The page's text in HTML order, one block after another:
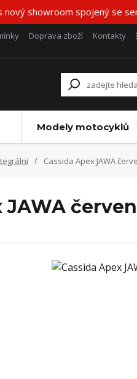
showroom spojený se
Doprava zboží Kontakty
Modely motocyklů
Cassida Apex JAWA
JAWA